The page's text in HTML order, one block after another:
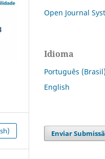
Open Journal
Idioma
Português (Brasil)
English
Enviar